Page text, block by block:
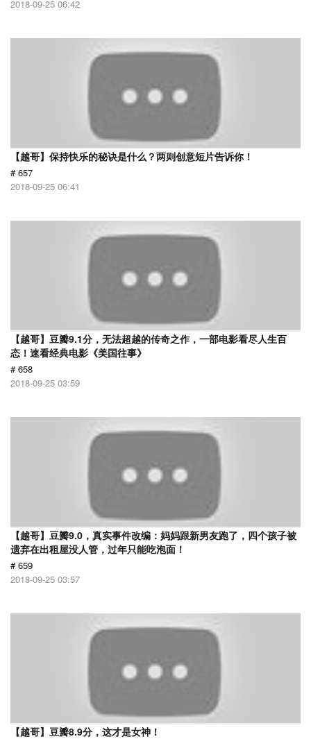
2018-09-25 06:42
【越哥】保持快乐的秘诀是什么？两则创意短片告诉你！
# 657
2018-09-25 06:41
【越哥】豆瓣9.1分，无法超越的传奇之作，一部电影看尽人生百
态！速看经典电影《美国往事》
# 658
2018-09-25 03:59
【越哥】豆瓣9.0，真实事件改编：妈妈跟新男友跑了，四个孩子被
遗弃在出租屋没人管，过年只能吃泡面！
# 659
2018-09-25 03:57
【越哥】豆瓣8.9分，这才是女神！